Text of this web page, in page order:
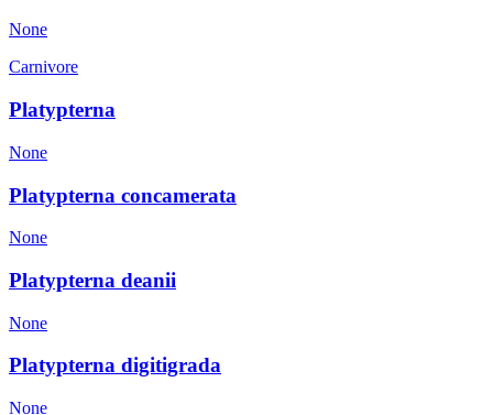
None
Carnivore
Platypterna
None
Platypterna concamerata
None
Platypterna deanii
None
Platypterna digitigrada
None